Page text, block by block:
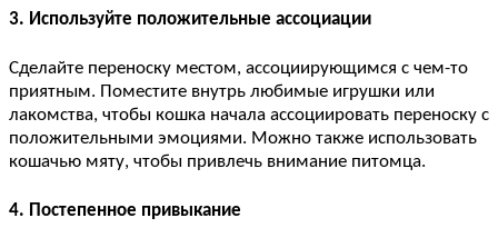
3. Используйте положительные ассоциации
Сделайте переноску местом, ассоциирующимся с чем-то
приятным. Поместите внутрь любимые игрушки или
лакомства, чтобы кошка начала ассоциировать переноску с
положительными эмоциями. Можно также использовать
кошачью мяту, чтобы привлечь внимание питомца.
4. Постепенное привыкание